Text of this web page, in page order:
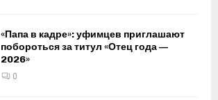
«Папа в кадре»: уфимцев приглашают
побороться за титул «Отец года —
2026»
0